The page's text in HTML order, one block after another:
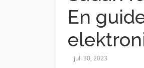
En
juli 30, 2023